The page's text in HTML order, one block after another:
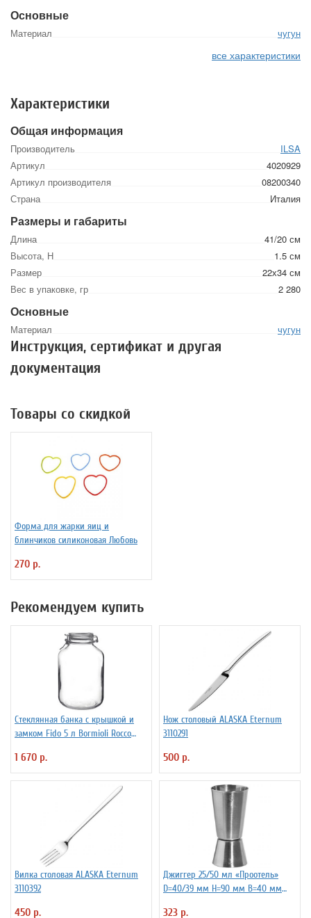
Основные
Материал чугун
все характеристики
Характеристики
Общая информация
Производитель
ILSA
Артикул
4020929
Артикул производителя
08200340
Страна
Италия
Размеры и габариты
Длина
41/20 см
Высота, Н
1.5 см
Размер
22х34 см
Вес в упаковке, гр
2 280
Основные
Материал чугун
Инструкция, сертификат и другая
документация
Товары со скидкой
Форма для жарки яиц и
блинчиков силиконовая Любовь
270 р.
Рекомендуем купить
Стеклянная банка с крышкой и
замком Fido 5 л Bormioli Rocco
1 670 р.
Нож столовый ALASKA Eternum
3110291
500 р.
Вилка столовая ALASKA Eternum
3110392
450 р.
Джиггер 25/50 мл «Проотель»
D=40/39 мм H=90 мм B=40 мм
323 р.